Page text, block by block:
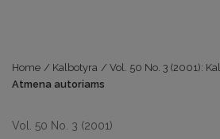
Home / Kalbotyra / Vol. 50 No. 3 (2001):
Atmena autoriams
Vol. 50 No. 3 (2001)